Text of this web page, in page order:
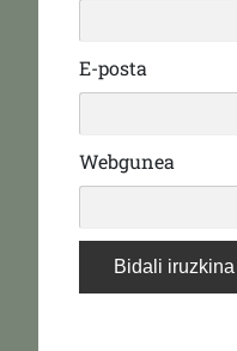
E-posta
Webgunea